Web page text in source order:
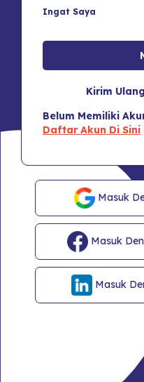
Ingat Saya
Kirim
Belum Memiliki
Daftar Akun Di Sini
Masuk
Masuk
Masuk